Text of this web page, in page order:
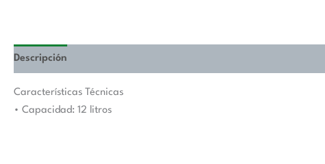
Descripción
Características Técnicas
• Capacidad: 12 litros